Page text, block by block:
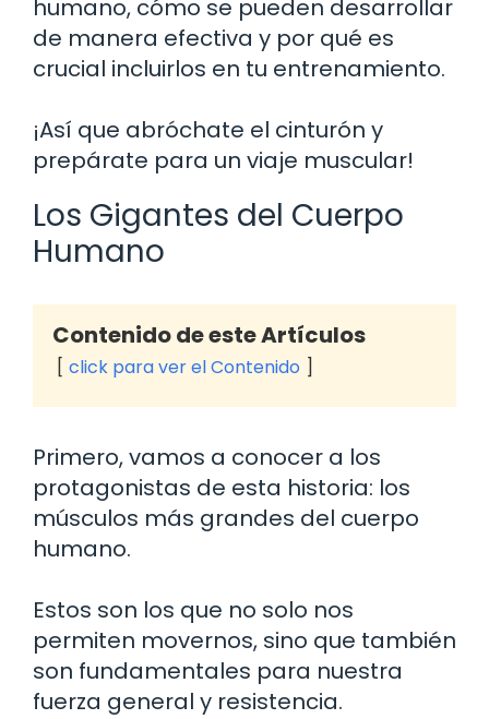
humano, cómo se pueden desarrollar
de manera efectiva y por qué es
crucial incluirlos en tu entrenamiento.
¡Así que abróchate el cinturón y
prepárate para un viaje muscular!
Los Gigantes del Cuerpo
Humano
Contenido de este Artículos
click para ver el Contenido
Primero, vamos a conocer a los
protagonistas de esta historia: los
músculos más grandes del cuerpo
humano.
Estos son los que no solo nos
permiten movernos, sino que también
son fundamentales para nuestra
fuerza general y resistencia.